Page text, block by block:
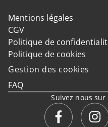
Mentions légales
CGV
Politique de
Politique de cookies
Gestion des cookies
FAQ
Suivez nous